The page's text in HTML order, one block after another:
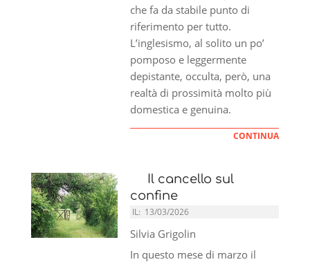
che fa da stabile punto di
riferimento per tutto.
L’inglesismo, al solito un po’
pomposo e leggermente
depistante, occulta, però, una
realtà di prossimità molto più
domestica e genuina.
CONTINUA
Il cancello sul
confine
IL: 13/03/2026
Silvia Grigolin
In questo mese di marzo il